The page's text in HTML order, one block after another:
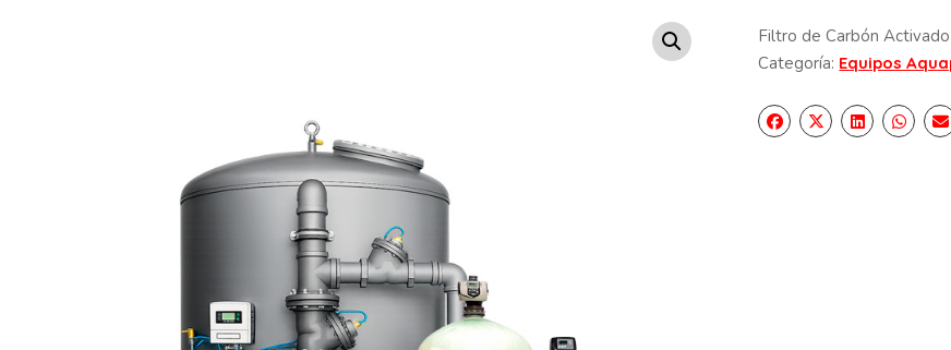
Filtro de Carbón
Categoría: Equipos